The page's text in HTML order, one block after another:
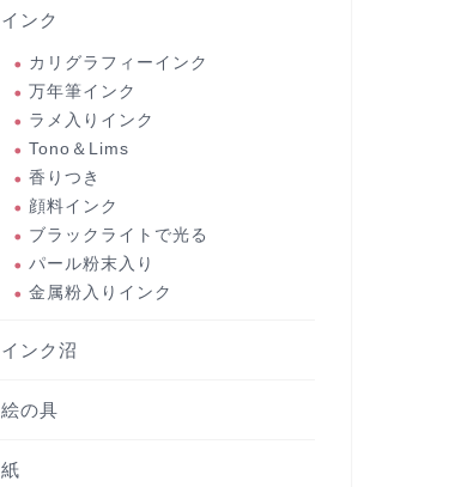
インク
カリグラフィーインク
万年筆インク
ラメ入りインク
Tono＆Lims
香りつき
顔料インク
ブラックライトで光る
パール粉末入り
金属粉入りインク
インク沼
絵の具
紙